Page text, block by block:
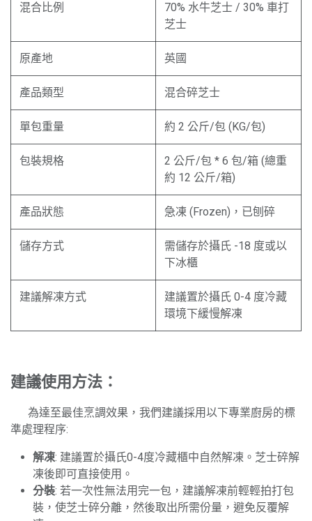
混合比例
70% 水牛芝士 / 30% 車打
芝士
原產地 英國
產品類型 混合碎芝士
單包重量 約 2 公斤/包 (KG/包)
包裝規格
2 公斤/包 * 6 包/箱 (總重
約 12 公斤/箱)
產品狀態 急凍 (Frozen)，已刨碎
儲存方式
需儲存於攝氏 -18 度或以
下冰櫃
建議解凍方式
建議置於攝氏 0-4 度冷藏
環境下緩慢解凍
建議使用方法：
​為達至最佳烹調效果，我們建議採用以下專業廚房的標
準處理程序:
解凍: 建議置於攝氏0-4度冷藏櫃中自然解凍。芝士碎解
凍後即可直接使用。
分裝: 若一次性無法用完一包，建議解凍前輕輕拍打包
裝，使芝士碎分離，然後取出所需份量，避免反覆解